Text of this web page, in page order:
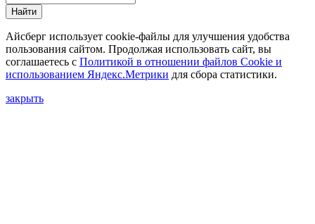
Найти
Айсберг использует cookie-файлы для улучшения удобства
пользования сайтом. Продолжая использовать сайт, вы
соглашаетесь с Политикой в отношении файлов Сookie и
использованием Яндекс.Метрики для сбора статистики.
закрыть